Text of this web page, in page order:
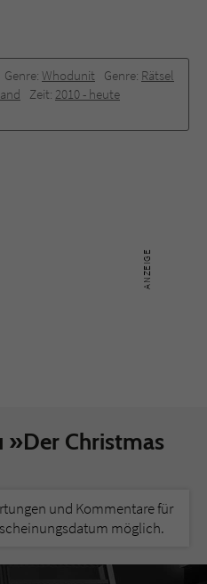
Genre: Whodunit Genre: Rätsel
Zeit: 2010 -­ heute
»Der Christmas
und Kommentare für
möglich.